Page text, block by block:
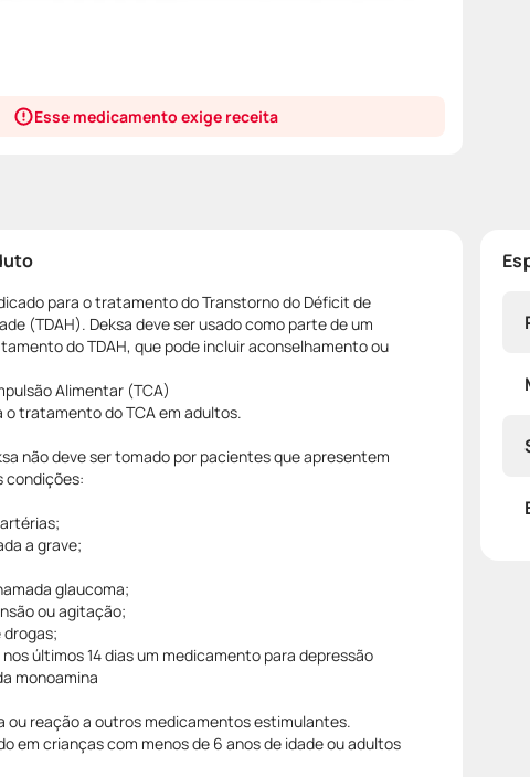
Esse medicamento exige receita
para o tratamento do Transtorno do Déficit de
(TDAH). Deksa deve ser usado como parte de um
do TDAH, que pode incluir aconselhamento ou
Alimentar (TCA)
o tratamento do TCA em adultos.
não deve ser tomado por pacientes que apresentem
condições:
a grave;
glaucoma;
ou agitação;
últimos 14 dias um medicamento para depressão
monoamina
ou reação a outros medicamentos estimulantes.
em crianças com menos de 6 anos de idade ou adultos